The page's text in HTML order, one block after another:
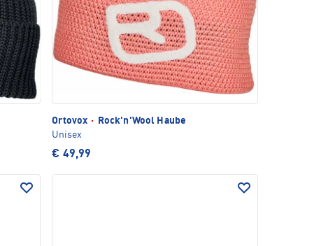
Ortovox ·
Rock'n'Wool Haube
Unisex
€ 49,99